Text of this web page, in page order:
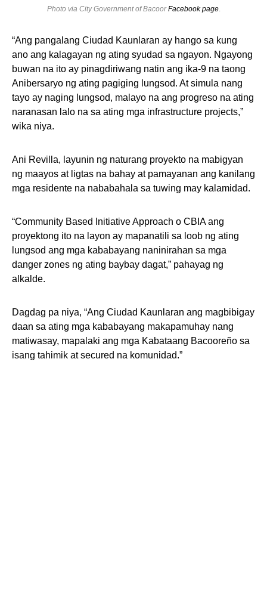
Photo via City Government of BacoorFacebook page.
“Ang pangalang Ciudad Kaunlaran ay hango sa kung
ano ang kalagayan ng ating syudad sa ngayon. Ngayong
buwan na ito ay pinagdiriwang natin ang ika-9 na taong
Anibersaryo ng ating pagiging lungsod. At simula nang
tayo ay naging lungsod, malayo na ang progreso na ating
naranasan lalo na sa ating mga infrastructure projects,”
wika niya.
Ani Revilla, layunin ng naturang proyekto na mabigyan
ng maayos at ligtas na bahay at pamayanan ang kanilang
mga residente na nababahala sa tuwing may kalamidad.
“Community Based Initiative Approach o CBIA ang
proyektong ito na layon ay mapanatili sa loob ng ating
lungsod ang mga kababayang naninirahan sa mga
danger zones ng ating baybay dagat,” pahayag ng
alkalde.
Dagdag pa niya, “Ang Ciudad Kaunlaran ang magbibigay
daan sa ating mga kababayang makapamuhay nang
matiwasay, mapalaki ang mga Kabataang Bacooreño sa
isang tahimik at secured na komunidad.”